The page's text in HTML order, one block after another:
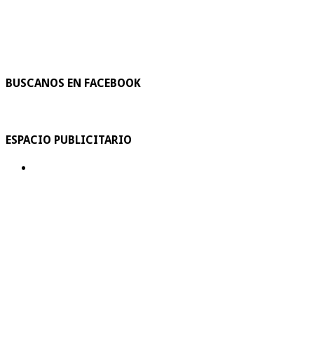
BUSCANOS EN FACEBOOK
ESPACIO PUBLICITARIO